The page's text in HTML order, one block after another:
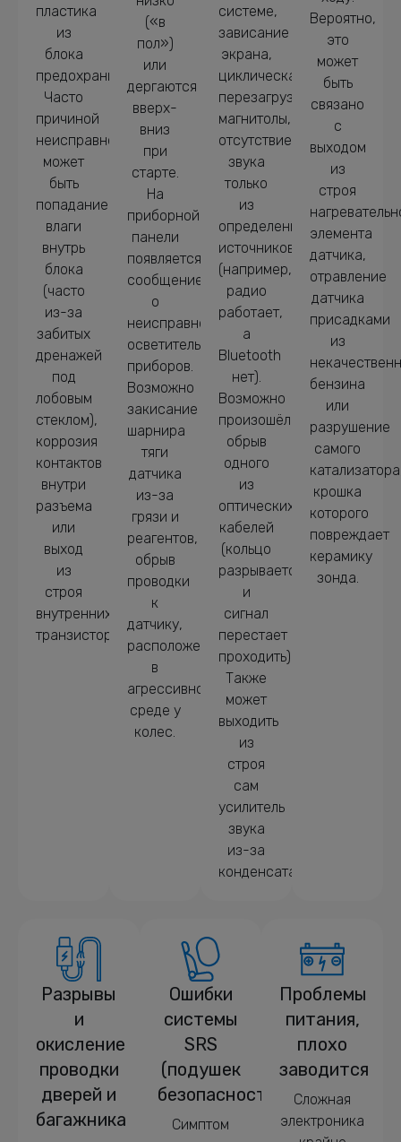
пластика
из
блока
предохранителей.
Часто
причиной
неисправности
может
быть
попадание
влаги
внутрь
блока
(часто
из-за
забитых
дренажей
под
лобовым
стеклом),
коррозия
контактов
внутри
разъема
или
выход
из
строя
внутренних
транзисторов.
(«в
пол»)
или
дергаются
вверх-
вниз
при
старте.
На
приборной
панели
появляется
сообщение
о
неисправности
осветительных
приборов.
Возможно
закисание
шарнира
тяги
датчика
из-за
грязи и
реагентов,
обрыв
проводки
к
датчику,
расположенному
в
агрессивной
среде у
колес.
системе,
зависание
экрана,
циклическая
перезагрузка
магнитолы,
отсутствие
звука
только
из
определенных
источников
(например,
радио
работает,
а
Bluetooth
нет).
Возможно
произошёл
обрыв
одного
из
оптических
кабелей
(кольцо
разрывается,
и
сигнал
перестает
проходить).
Также
может
выходить
из
строя
сам
усилитель
звука
из-за
конденсата.
Вероятно,
это
может
быть
связано
с
выходом
из
строя
элемента
датчика,
отравление
датчика
присадками
из
бензина
или
разрушение
самого
крошка
которого
повреждает
керамику
зонда.
Разрывы
и
окисление
проводки
дверей и
багажника
Ошибки
системы
SRS
(подушек
безопасности)
Симптом
Проблемы
питания,
плохо
заводится
Сложная
электроника